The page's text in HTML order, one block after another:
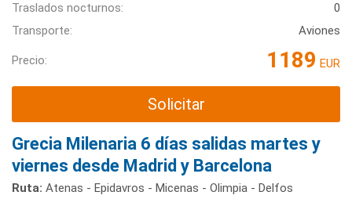
Traslados nocturnos:
0
Transporte:
Aviones
Precio: 1189 EUR
Solicitar
Grecia Milenaria 6 días salidas martes y
viernes desde Madrid y Barcelona
Ruta: Atenas - Epidavros - Micenas - Olimpia - Delfos